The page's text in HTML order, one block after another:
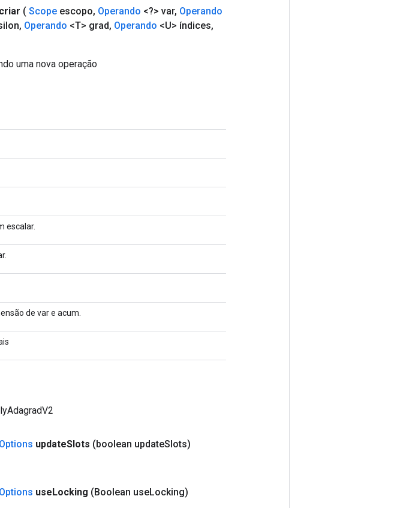
criar ( Scope escopo, Operando <?> var, Operando
, Operando <T> grad, Operando <U> índices,
uma nova operação
escalar.
de var e acum.
Options updateSlots (boolean updateSlots)
Options useLocking (Boolean useLocking)